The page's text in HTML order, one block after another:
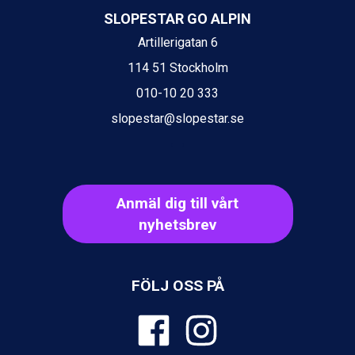
St. Anton från 11.245 kr.
Zell am See från 6.295 kr.
Canazei från 7.195 kr.
Livigno från 5.595 kr.
Ponte di Legno från 7.395 kr.
Sauze dOulx från 6.145 kr.
Alleghe från 8.545 kr.
La Thuile från 7.045 kr.
Cervinia från 8.245 kr.
Bad Hofgastein från 8.595 kr.
Saalbach från 9.445 kr.
Champoluc från 5.945 kr.
Wagrain från 7.095 kr.
Fieberbrunn från 9.645 kr.
SLOPESTAR GO ALPIN
Artillerigatan 6
114 51 Stockholm
010-10 20 333
slopestar@slopestar.se
Anmäl dig till vårt
nyhetsbrev
FÖLJ OSS PÅ